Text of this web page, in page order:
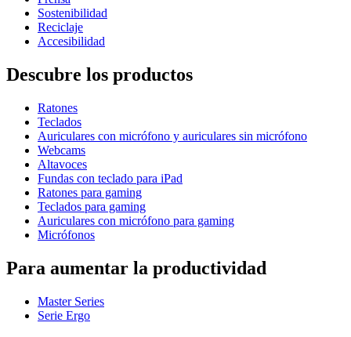
Sostenibilidad
Reciclaje
Accesibilidad
Descubre los productos
Ratones
Teclados
Auriculares con micrófono y auriculares sin micrófono
Webcams
Altavoces
Fundas con teclado para iPad
Ratones para gaming
Teclados para gaming
Auriculares con micrófono para gaming
Micrófonos
Para aumentar la productividad
Master Series
Serie Ergo